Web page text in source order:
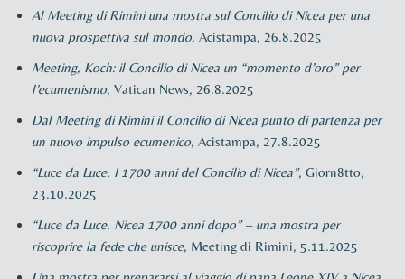
Al Meeting di Rimini una mostra sul Concilio di Nicea per una
nuova prospettiva sul mondo, Acistampa, 26.8.2025
Meeting, Koch: il Concilio di Nicea un “momento d’oro” per
l’ecumenismo, Vatican News, 26.8.2025
Dal Meeting di Rimini il Concilio di Nicea punto di partenza per
un nuovo impulso ecumenico, Acistampa, 27.8.2025
“Luce da Luce. I 1700 anni del Concilio di Nicea”, Giorn8tto,
23.10.2025
“Luce da Luce. Nicea 1700 anni dopo” – una mostra per
riscoprire la fede che unisce, Meeting di Rimini, 5.11.2025